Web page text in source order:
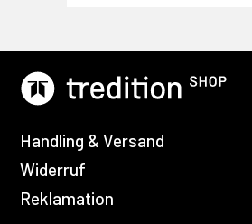
Handling & Versand
Widerruf
Reklamation